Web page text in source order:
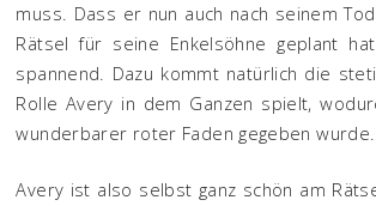
muss. Dass er nun auch nach seinem
Rätsel für seine Enkelsöhne geplant
spannend. Dazu kommt natürlich die
Rolle Avery in dem Ganzen spielt,
wunderbarer roter Faden gegeben wurde.
Avery ist also selbst ganz schön am